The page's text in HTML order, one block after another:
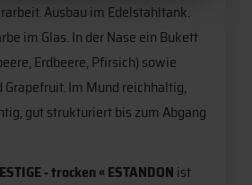
Ausbau im Edelstahltank.
im Glas. In der Nase ein Bukett
Erdbeere, Pfirsich) sowie
Im Mund reichhaltig,
gut strukturiert bis zum Abgang
- trocken « ESTANDON ist